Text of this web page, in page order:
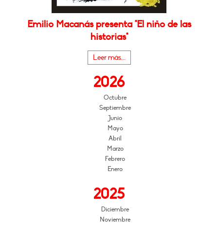
Emilio Macanás presenta "El niño de las
historias"
Leer más...
2026
Octubre
Septiembre
Junio
Mayo
Abril
Marzo
Febrero
Enero
2025
Diciembre
Noviembre